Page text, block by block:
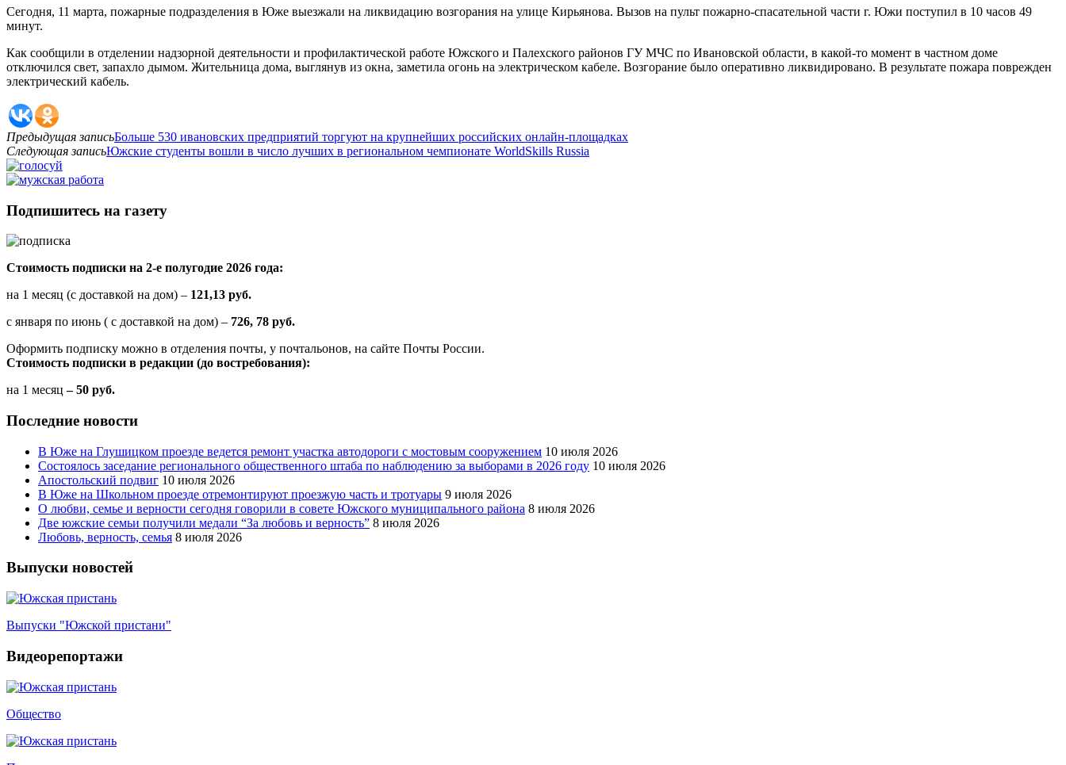
Сегодня, 11 марта, пожарные подразделения в Юже выезжали на ликвидацию возгорания на улице Кирьянова. Вызов на пульт пожарно-спасательной части г. Южи поступил в 10 часов 49
минут.
Как сообщили в отделении надзорной деятельности и профилактической работе Южского и Палехского районов ГУ МЧС по Ивановской области, в какой-то момент в частном доме
отключился свет, запахло дымом. Жительница дома, выглянув из окна, заметила огонь на электрическом кабеле. Возгорание было оперативно ликвидировано. В результате пожара поврежден
электрический кабель.
Предыдущая записьБольше 530 ивановских предприятий торгуют на крупнейших российских онлайн-площадках
Следующая записьЮжские студенты вошли в число лучших в региональном чемпионате WorldSkills Russia
Подпишитесь на газету
Стоимость подписки на 2-е полугодие 2026 года:
на 1 месяц (с доставкой на дом) – 121,13 руб.
с января по июнь ( с доставкой на дом) – 726, 78 руб.
Оформить подписку можно в отделения почты, у почтальонов, на сайте Почты России.
Стоимость подписки в редакции (до востребования):
на 1 месяц – 50 руб.
Последние новости
В Юже на Глушицком проезде ведется ремонт участка автодороги с мостовым сооружением 10 июля 2026
Состоялось заседание регионального общественного штаба по наблюдению за выборами в 2026 году 10 июля 2026
Апостольский подвиг 10 июля 2026
В Юже на Школьном проезде отремонтируют проезжую часть и тротуары 9 июля 2026
О любви, семье и верности сегодня говорили в совете Южского муниципального района 8 июля 2026
Две южские семьи получили медали “За любовь и верность” 8 июля 2026
Любовь, верность, семья 8 июля 2026
Выпуски новостей
Выпуски "Южской пристани"
Видеорепортажи
Общество